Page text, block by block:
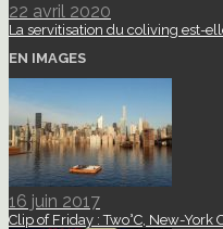
22 avril 2020
La servitisation du coliving est-
EN IMAGES
16 juin 2017
Clip of Friday : Two°C, New-York